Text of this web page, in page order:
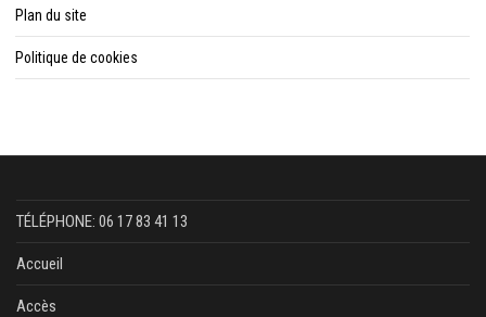
Plan du site
Politique de cookies
TÉLÉPHONE: 06 17 83 41 13
Accueil
Accès